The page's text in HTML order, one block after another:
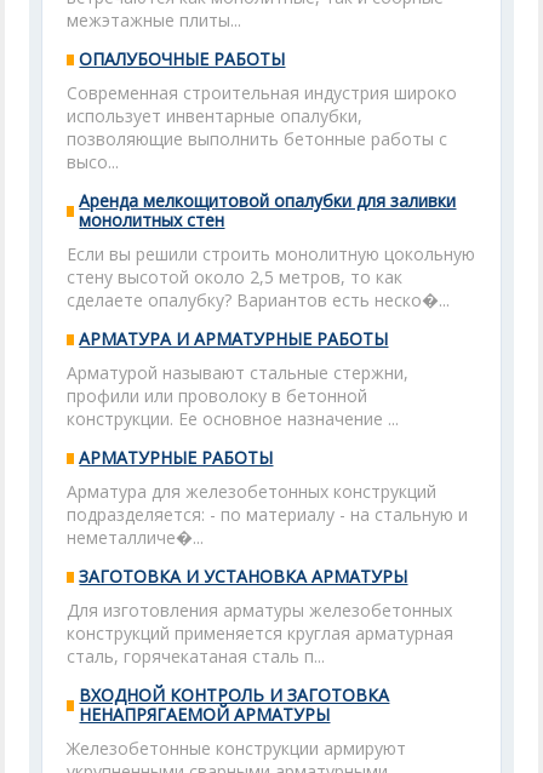
межэтажные плиты...
ОПАЛУБОЧНЫЕ РАБОТЫ
Современная строительная индустрия широко
использует инвентарные опалубки,
позволяющие выполнить бетонные работы с
высо...
Аренда мелкощитовой опалубки для заливки
монолитных стен
Если вы решили строить монолитную цокольную
стену высотой около 2,5 метров, то как
сделаете опалубку? Вариантов есть неско�...
АРМАТУРА И АРМАТУРНЫЕ РАБОТЫ
Арматурой называют стальные стержни,
профили или проволоку в бетонной
конструкции. Ее основное назначение ...
АРМАТУРНЫЕ РАБОТЫ
Арматура для железобетонных конструкций
подразделяется: - по материалу - на стальную и
неметалличе�...
ЗАГОТОВКА И УСТАНОВКА АРМАТУРЫ
Для изготовления арматуры железобетонных
конструкций применяется круглая арматурная
сталь, горячекатаная сталь п...
ВХОДНОЙ КОНТРОЛЬ И ЗАГОТОВКА
НЕНАПРЯГАЕМОЙ АРМАТУРЫ
Железобетонные конструкции армируют